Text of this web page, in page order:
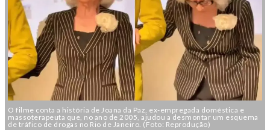
O filme conta a história de Joana da Paz, ex-empregada doméstica e
massoterapeuta que, no ano de 2005, ajudou a desmontar um esquema
de tráfico de drogas no Rio de Janeiro. (Foto: Reprodução)